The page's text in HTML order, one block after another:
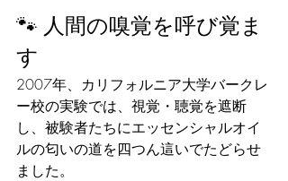
🐾 人間の嗅覚を呼び覚ま
す
2007年、カリフォルニア大学バークレ
ー校の実験では、視覚・聴覚を遮断
し、被験者たちにエッセンシャルオイ
ルの匂いの道を四つん這いでたどらせ
ました。